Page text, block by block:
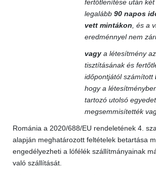
fertőtlenítése után két
legalább 90 napos
vett mintákon, és a
eredménnyel nem
vagy a létesítmény
tisztításának és
időpontjától számított
hogy a
tartozó utolsó
megsemmisítették
Románia a 2020/688/EU rendeletének 4.
alapján meghatározott feltételek betartása
engedélyezheti a lófélék szállítmányainak
való szállítását.